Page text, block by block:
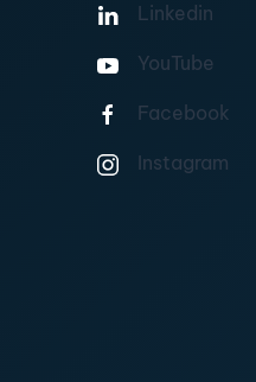
Linkedin
YouTube
Facebook
Instagram